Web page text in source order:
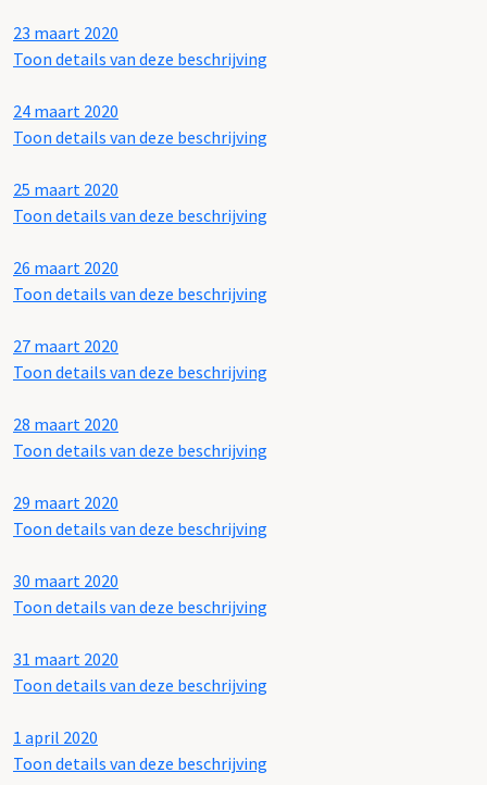
23 maart 2020
Toon details van deze beschrijving
24 maart 2020
Toon details van deze beschrijving
25 maart 2020
Toon details van deze beschrijving
26 maart 2020
Toon details van deze beschrijving
27 maart 2020
Toon details van deze beschrijving
28 maart 2020
Toon details van deze beschrijving
29 maart 2020
Toon details van deze beschrijving
30 maart 2020
Toon details van deze beschrijving
31 maart 2020
Toon details van deze beschrijving
1 april 2020
Toon details van deze beschrijving